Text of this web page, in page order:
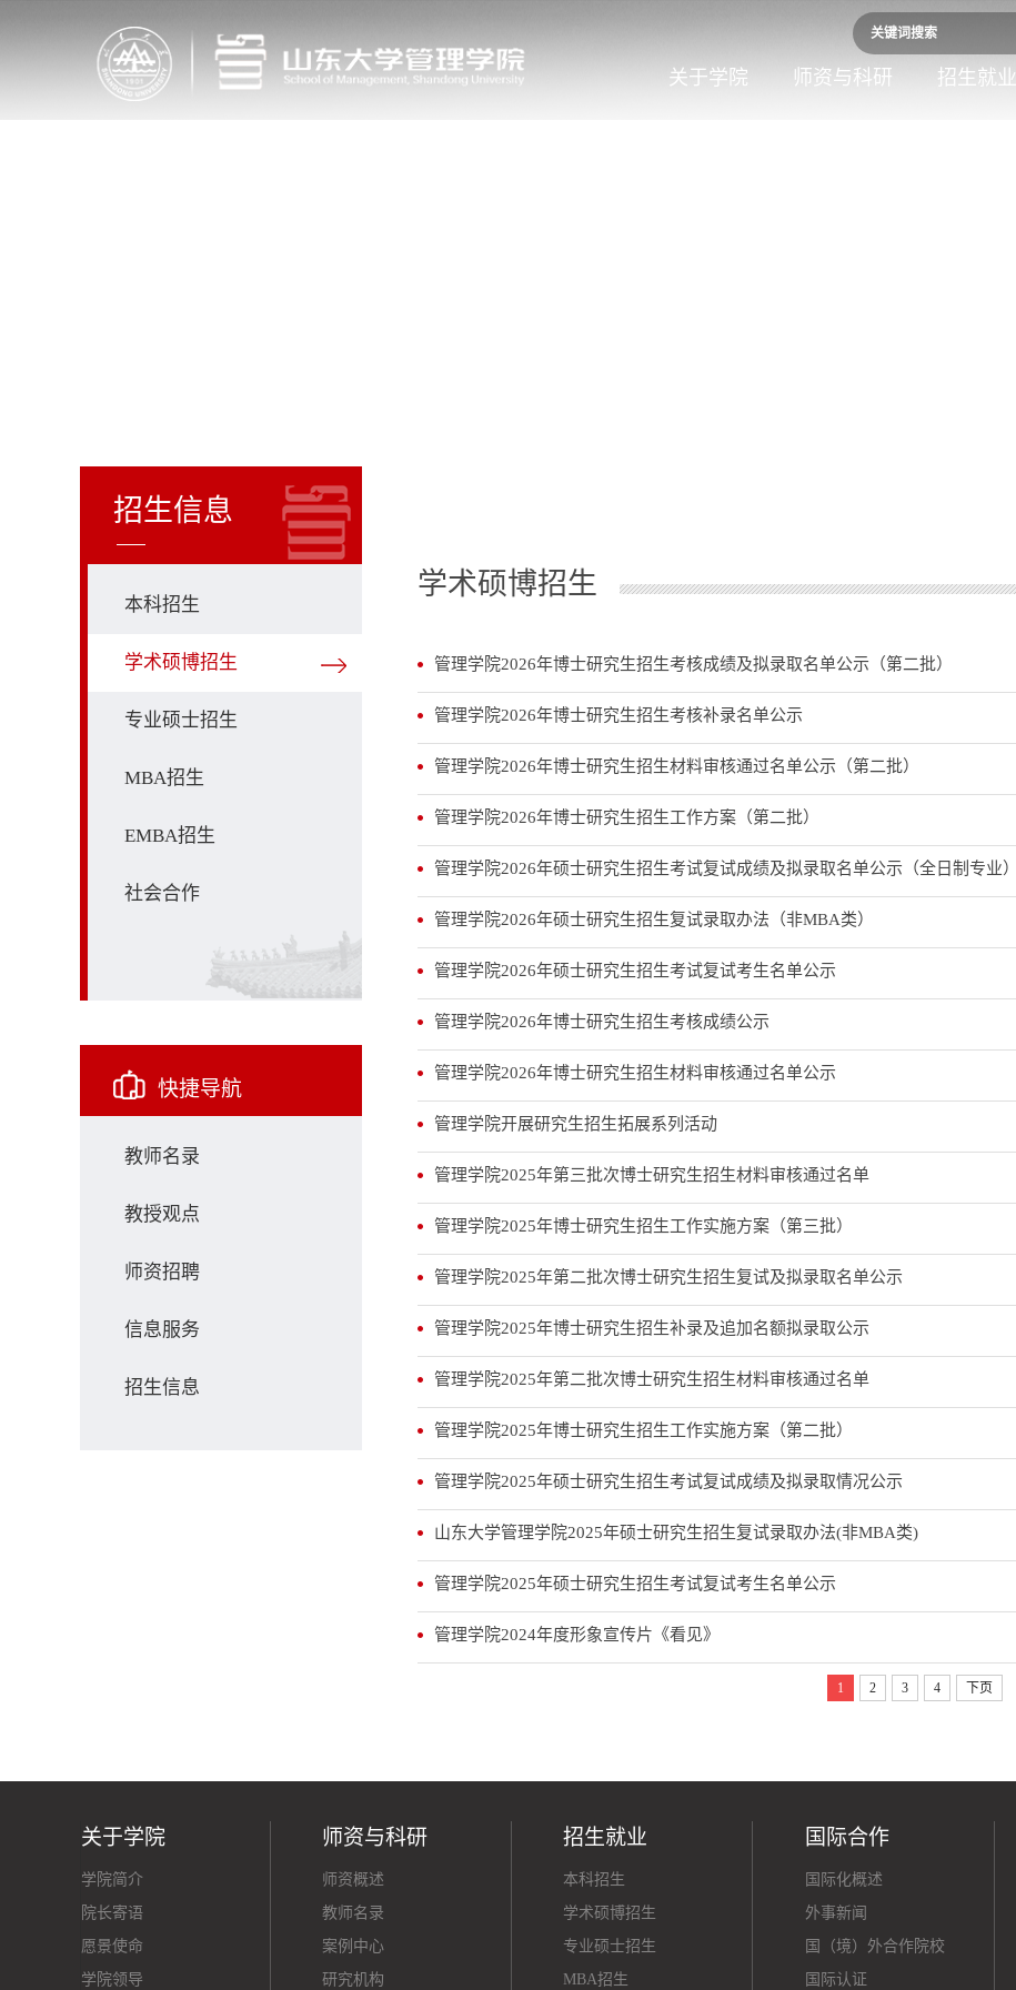
关于学院 师资与科研 招生就业
招生信息
本科招生
学术硕博招生
专业硕士招生
MBA招生
EMBA招生
社会合作
快捷导航
教师名录
教授观点
师资招聘
信息服务
招生信息
学术硕博招生
管理学院2026年博士研究生招生考核成绩及拟录取名单公示（第二批）
管理学院2026年博士研究生招生考核补录名单公示
管理学院2026年博士研究生招生材料审核通过名单公示（第二批）
管理学院2026年博士研究生招生工作方案（第二批）
管理学院2026年硕士研究生招生考试复试成绩及拟录取名单公示（全日制专业）
管理学院2026年硕士研究生招生复试录取办法（非MBA类）
管理学院2026年硕士研究生招生考试复试考生名单公示
管理学院2026年博士研究生招生考核成绩公示
管理学院2026年博士研究生招生材料审核通过名单公示
管理学院开展研究生招生拓展系列活动
管理学院2025年第三批次博士研究生招生材料审核通过名单
管理学院2025年博士研究生招生工作实施方案（第三批）
管理学院2025年第二批次博士研究生招生复试及拟录取名单公示
管理学院2025年博士研究生招生补录及追加名额拟录取公示
管理学院2025年第二批次博士研究生招生材料审核通过名单
管理学院2025年博士研究生招生工作实施方案（第二批）
管理学院2025年硕士研究生招生考试复试成绩及拟录取情况公示
山东大学管理学院2025年硕士研究生招生复试录取办法(非MBA类)
管理学院2025年硕士研究生招生考试复试考生名单公示
管理学院2024年度形象宣传片《看见》
1 2 3 4 下页
关于学院
学院简介
院长寄语
愿景使命
学院领导
师资与科研
师资概述
教师名录
案例中心
研究机构
招生就业
本科招生
学术硕博招生
专业硕士招生
MBA招生
国际合作
国际化概述
外事新闻
国（境）外合作院校
国际认证